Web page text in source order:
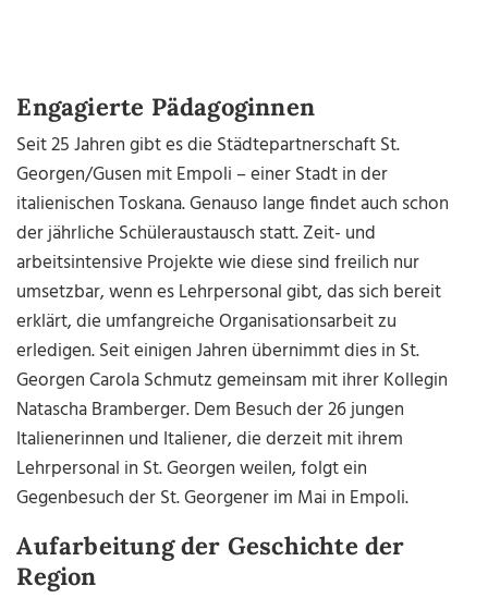
Engagierte Pädagoginnen
Seit 25 Jahren gibt es die Städtepartnerschaft St.
Georgen/Gusen mit Empoli – einer Stadt in der
italienischen Toskana. Genauso lange findet auch schon
der jährliche Schüleraustausch statt. Zeit- und
arbeitsintensive Projekte wie diese sind freilich nur
umsetzbar, wenn es Lehrpersonal gibt, das sich bereit
erklärt, die umfangreiche Organisationsarbeit zu
erledigen. Seit einigen Jahren übernimmt dies in St.
Georgen Carola Schmutz gemeinsam mit ihrer Kollegin
Natascha Bramberger. Dem Besuch der 26 jungen
Italienerinnen und Italiener, die derzeit mit ihrem
Lehrpersonal in St. Georgen weilen, folgt ein
Gegenbesuch der St. Georgener im Mai in Empoli.
Aufarbeitung der Geschichte der
Region